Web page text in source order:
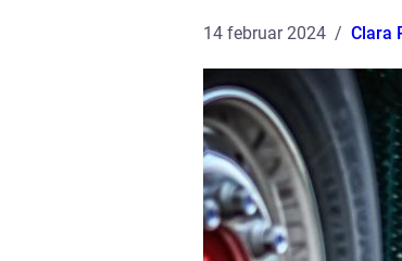
14 februar 2024 Clara